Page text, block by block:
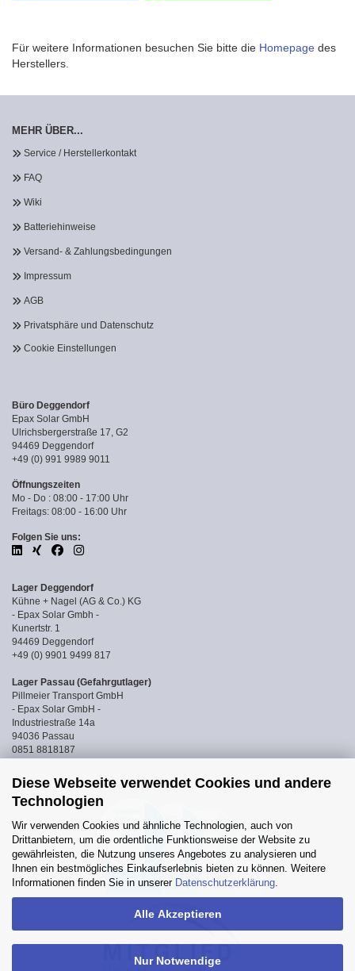
Diese Webseite verwendet Cookies und andere
Technologien
Wir verwenden Cookies und ähnliche Technologien, auch von
Drittanbietern, um die ordentliche Funktionsweise der Website zu
gewährleisten, die Nutzung unseres Angebotes zu analysieren und
Ihnen ein bestmögliches Einkaufserlebnis bieten zu können. Weitere
Informationen finden Sie in unserer Datenschutzerklärung
Alle Akzeptieren
Nur Notwendige
Für weitere Informationen besuchen Sie bitte die Homepage des
Herstellers.
MEHR ÜBER...
Service / Herstellerkontakt
FAQ
Wiki
Batteriehinweise
Versand- & Zahlungsbedingungen
Impressum
AGB
Privatsphäre und Datenschutz
Cookie Einstellungen
Büro Deggendorf
Epax Solar GmbH
Ulrichsbergerstraße 17, G2
94469 Deggendorf
+49 (0) 991 9989 9011
Öffnungszeiten
Mo - Do : 08:00 - 17:00 Uhr
Freitags: 08:00 - 16:00 Uhr
Folgen Sie uns:
Lager Deggendorf
Kühne + Nagel (AG & Co.) KG
- Epax Solar Gmbh -
Kunertstr. 1
94469 Deggendorf
+49 (0) 9901 9499 817
Lager Passau (Gefahrgutlager)
Pillmeier Transport GmbH
- Epax Solar GmbH -
Industriestraße 14a
94036 Passau
0851 8818187